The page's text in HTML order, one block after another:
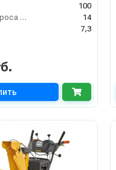
100
Дальность выброса снега (м)
14
7,3